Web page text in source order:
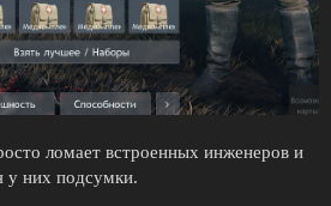
ломает встроенных инженеров и
у них подсумки.